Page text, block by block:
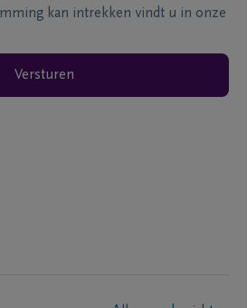
kan intrekken vindt u in onze
Versturen